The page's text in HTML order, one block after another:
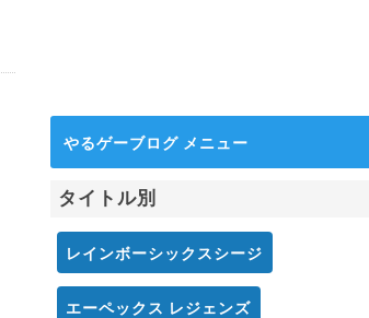
やるゲーブログ メニュー
タイトル別
レインボーシックスシージ
エーペックス レジェンズ